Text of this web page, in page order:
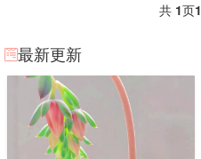
共 1页1
最新更新